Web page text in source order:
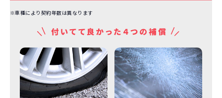
ジョイカルジャパンが今まで培ってきた
日本全国・世界中の流通ネットワークと
ノウハウを集約することでこの「超高残
価設定」を実現しました。
また特定の車両に絞ることによりこの価
格設定が可能となりました。
契約リスクが少ない
ります。
これらの費用がコミコミの料金です。
※車種により契約年数は異なります